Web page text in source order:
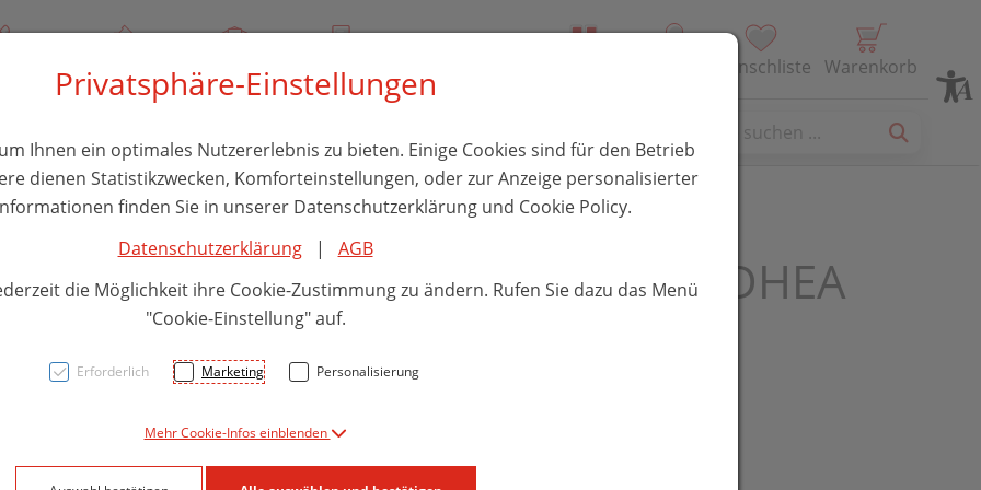
Über uns Rezept-Anfrage Service Wunschliste Warenkorb
YAMSWURZEL + DHEA
Privatsphäre-Einstellungen
Ihnen ein optimales Nutzererlebnis zu bieten. Einige Cookies sind für den Betrieb
dienen Statistikzwecken, Komforteinstellungen, oder zur Anzeige personalisierter
finden Sie in unserer Datenschutzerklärung und Cookie Policy.
Datenschutzerklärung| AGB
die Möglichkeit ihre Cookie-Zustimmung zu ändern. Rufen Sie dazu das Menü
"Cookie-Einstellung" auf.
Erforderlich Marketing Personalisierung
Mehr Cookie-Infos einblenden